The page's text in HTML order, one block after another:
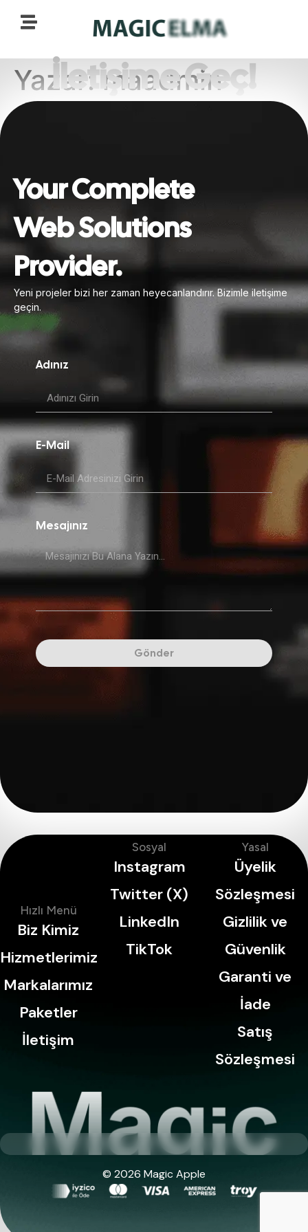
Yazar:maadmin
İletişime Geç!
Your Complete
Web Solutions
Provider.
Yeni projeler bizi her zaman heyecanlandırır. Bizimle iletişime
geçin.
Adınız
E-Mail
Mesajınız
Gönder
Hızlı Menü
Biz Kimiz
Hizmetlerimiz
Markalarımız
Paketler
İletişim
Sosyal
Instagram
Twitter (X)
LinkedIn
TikTok
Yasal
Üyelik
Sözleşmesi
Gizlilik ve
Güvenlik
Garanti ve
İade
Satış
Sözleşmesi
© 2026 Magic Apple